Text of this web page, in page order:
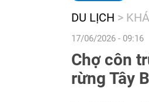
DU LỊCH >
17/06/2026 - 09:16
Chợ côn
rừng Tây